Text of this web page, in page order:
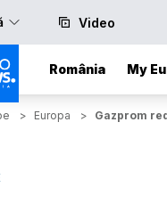
Video
România My
> Europa > Gazprom